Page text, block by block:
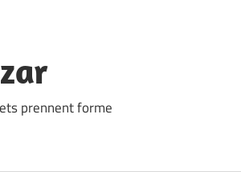
prennent forme